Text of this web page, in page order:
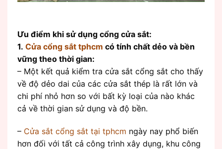
Ưu điểm khi sử dụng cổng cửa sắt:
1. Cửa cổng sắt tphcm có tính chất dẻo và bền
vững theo thời gian:
– Một kết quả kiểm tra cửa sắt cổng sắt cho thấy
về độ dẻo dai của các cửa sắt thép là rất lớn và
chi phí nhỏ hơn so với bất kỳ loại của nào khác
cả về thời gian sử dụng và độ bền.
– Cửa sắt cổng sắt tại tphcm ngày nay phổ biến
hơn đối với tất cả công trình xây dụng, khu công